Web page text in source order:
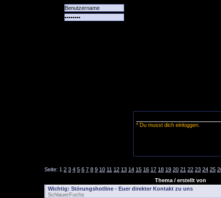
* Du musst dich einloggen.
Seite: 1 2 3 4 5 6 7 8 9 10 11 12 13 14 15 16 17 18 19 20 21 22 23 24 25
Thema / erstellt von
Wichtig: Störungshotline - Euer direkter Kontakt zu uns
SchlauerFuchs